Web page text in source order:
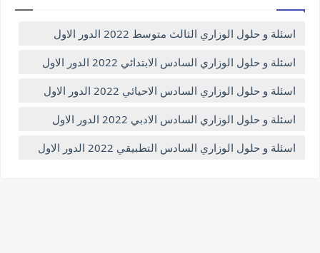
اسئلة و حلول الوزاري الثالث متوسط 2022 الدور الاول
اسئلة و حلول الوزاري السادس الابتدائي 2022 الدور الاول
اسئلة و حلول الوزاري السادس الاحيائي 2022 الدور الاول
اسئلة و حلول الوزاري السادس الادبي 2022 الدور الاول
اسئلة و حلول الوزاري السادس التطبيقي 2022 الدور الاول